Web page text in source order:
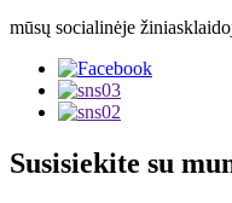
mūsų socialinėje
Susisiekite su